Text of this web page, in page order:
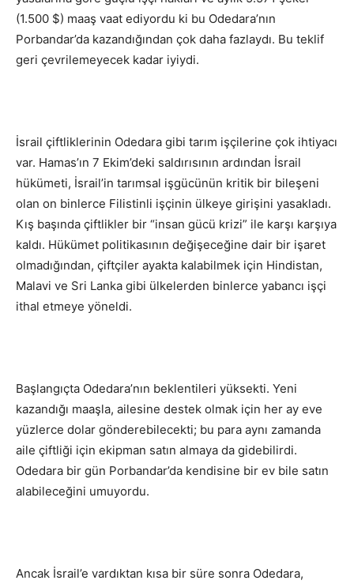
(1.500 $) maaş vaat ediyordu ki bu Odedara’nın
Porbandar’da kazandığından çok daha fazlaydı. Bu teklif
geri çevrilemeyecek kadar iyiydi.
İsrail çiftliklerinin Odedara gibi tarım işçilerine çok ihtiyacı
var. Hamas’ın 7 Ekim’deki saldırısının ardından İsrail
hükümeti, İsrail’in tarımsal işgücünün kritik bir bileşeni
olan on binlerce Filistinli işçinin ülkeye girişini yasakladı.
Kış başında çiftlikler bir “insan gücü krizi” ile karşı karşıya
kaldı. Hükümet politikasının değişeceğine dair bir işaret
olmadığından, çiftçiler ayakta kalabilmek için Hindistan,
Malavi ve Sri Lanka gibi ülkelerden binlerce yabancı işçi
ithal etmeye yöneldi.
Başlangıçta Odedara’nın beklentileri yüksekti. Yeni
kazandığı maaşla, ailesine destek olmak için her ay eve
yüzlerce dolar gönderebilecekti; bu para aynı zamanda
aile çiftliği için ekipman satın almaya da gidebilirdi.
Odedara bir gün Porbandar’da kendisine bir ev bile satın
alabileceğini umuyordu.
Ancak İsrail’e vardıktan kısa bir süre sonra Odedara,